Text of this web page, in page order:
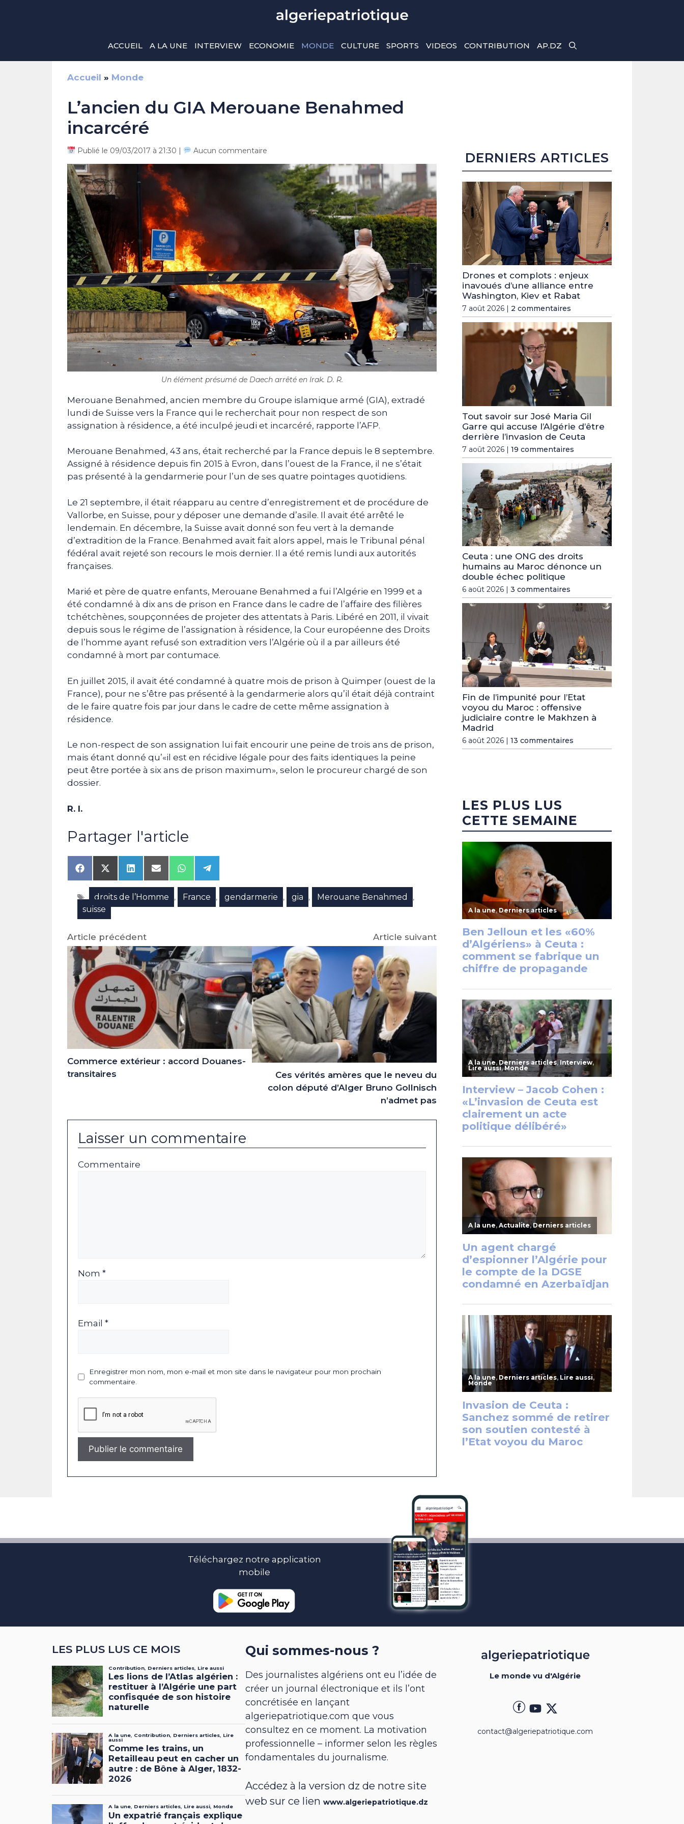
ACCUEIL A LA UNE INTERVIEW ECONOMIE MONDE CULTURE SPORTS VIDEOS CONTRIBUTION AP.DZ
Accueil » Monde
L’ancien du GIA Merouane Benahmed
incarcéré
Publié le 09/03/2017 à 21:30 | Aucun commentaire
Un élément présumé de Daech arrêté en Irak. D. R.
Merouane Benahmed, ancien membre du Groupe islamique armé (GIA), extradé
lundi de Suisse vers la France qui le recherchait pour non respect de son
assignation à résidence, a été inculpé jeudi et incarcéré, rapporte l’AFP.
Merouane Benahmed, 43 ans, était recherché par la France depuis le 8 septembre.
Assigné à résidence depuis fin 2015 à Evron, dans l’ouest de la France, il ne s’était
pas présenté à la gendarmerie pour l’un de ses quatre pointages quotidiens.
Le 21 septembre, il était réapparu au centre d’enregistrement et de procédure de
Vallorbe, en Suisse, pour y déposer une demande d’asile. Il avait été arrêté le
lendemain. En décembre, la Suisse avait donné son feu vert à la demande
d’extradition de la France. Benahmed avait fait alors appel, mais le Tribunal pénal
fédéral avait rejeté son recours le mois dernier. Il a été remis lundi aux autorités
françaises.
Marié et père de quatre enfants, Merouane Benahmed a fui l’Algérie en 1999 et a
été condamné à dix ans de prison en France dans le cadre de l’affaire des filières
tchétchènes, soupçonnées de projeter des attentats à Paris. Libéré en 2011, il vivait
depuis sous le régime de l’assignation à résidence, la Cour européenne des Droits
de l’homme ayant refusé son extradition vers l’Algérie où il a par ailleurs été
condamné à mort par contumace.
En juillet 2015, il avait été condamné à quatre mois de prison à Quimper (ouest de la
France), pour ne s’être pas présenté à la gendarmerie alors qu’il était déjà contraint
de le faire quatre fois par jour dans le cadre de cette même assignation à
résidence.
Le non-respect de son assignation lui fait encourir une peine de trois ans de prison,
mais étant donné qu’«il est en récidive légale pour des faits identiques la peine
peut être portée à six ans de prison maximum», selon le procureur chargé de son
dossier.
R. I.
Partager l'article
Share
on
Facebook
Share
on
X
(Twitter)
Share
on
LinkedIn
Share
on
Email
Share
on
WhatsApp
Share
on
Telegram
Étiquettes
droits de l’Homme , France , gendarmerie , gia , Merouane Benahmed ,
suisse
Article précédent
Commerce extérieur : accord Douanes-
transitaires
Article suivant
Ces vérités amères que le neveu du
colon député d’Alger Bruno Gollnisch
n’admet pas
Laisser un commentaire
Commentaire
Nom *
Email *
Enregistrer mon nom, mon e-mail et mon site dans le navigateur pour mon prochain
commentaire.
DERNIERS ARTICLES
Drones et complots : enjeux
inavoués d’une alliance entre
Washington, Kiev et Rabat
7 août 2026 | 2 commentaires
Tout savoir sur José Maria Gil
Garre qui accuse l’Algérie d’être
derrière l’invasion de Ceuta
7 août 2026 | 19 commentaires
Ceuta : une ONG des droits
humains au Maroc dénonce un
double échec politique
6 août 2026 | 3 commentaires
Fin de l’impunité pour l’Etat
voyou du Maroc : offensive
judiciaire contre le Makhzen à
Madrid
6 août 2026 | 13 commentaires
LES PLUS LUS
CETTE SEMAINE
Téléchargez notre application
mobile
LES PLUS LUS CE MOIS Qui sommes-nous ?
Des journalistes algériens ont eu l’idée de
créer un journal électronique et ils l’ont
concrétisée en lançant
algeriepatriotique.com que vous
consultez en ce moment. La motivation
professionnelle – informer selon les règles
fondamentales du journalisme.
Accédez à la version dz de notre site
web sur ce lienwww.algeriepatriotique.dz
Le monde vu d'Algérie
contact@algeriepatriotique.com